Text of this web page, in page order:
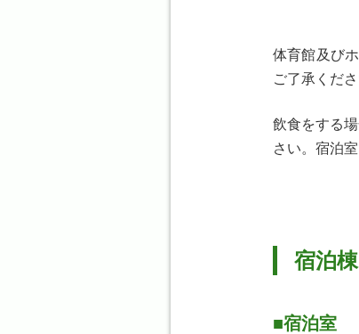
体育館及び
ご了承くださ
飲食をする
さい。宿泊
宿泊棟
宿泊室